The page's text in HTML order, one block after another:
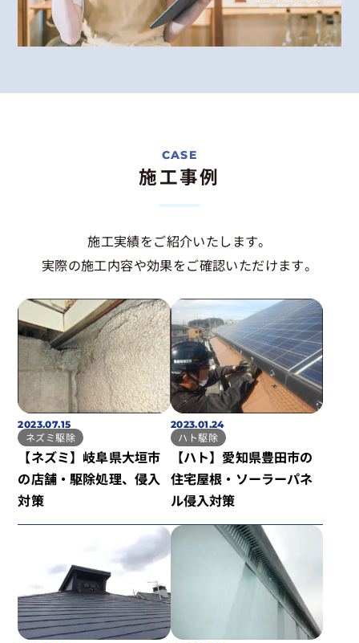
施工事例
施工実績をご紹介いたします。
実際の施工内容や効果をご確認いただけます。
2023.07.15
ネズミ駆除
【ネズミ】岐阜県大垣市
の店舗・駆除処理、侵入
対策
2023.01.24
ハト駆除
【ハト】愛知県豊田市の
住宅屋根・ソーラーパネ
ル侵入対策